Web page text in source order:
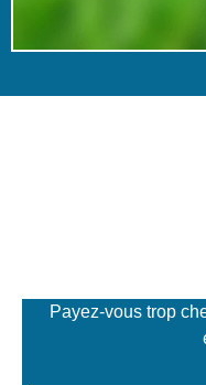
Payez-vous trop